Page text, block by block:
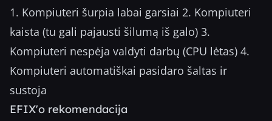
1. Kompiuteri šurpia labai garsiai 2. Kompiuteri
kaista (tu gali pajausti šilumą iš galo) 3.
Kompiuteri nespėja valdyti darbų (CPU lėtas) 4.
Kompiuteri automatiškai pasidaro šaltas ir
sustoja
EFIX'o rekomendacija